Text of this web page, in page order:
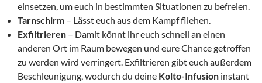
einsetzen, um euch in bestimmten Situationen zu befreien.
Tarnschirm – Lässt euch aus dem Kampf fliehen.
Exfiltrieren – Damit könnt ihr euch schnell an einen
anderen Ort im Raum bewegen und eure Chance getroffen
zu werden wird verringert. Exfiltrieren gibt euch außerdem
Beschleunigung, wodurch du deine Kolto-Infusion instant